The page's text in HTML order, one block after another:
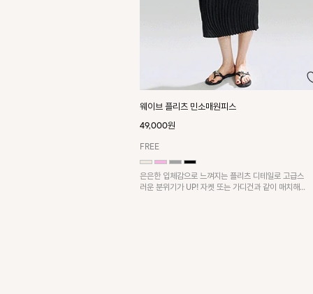
웨이브 플리츠 민소매원피스
49,000원
FREE
은은한 입체감으로 느껴지는 플리츠 디테일로 고급스
러운 분위기가 UP! 자켓 또는 가디건과 같이 매치해